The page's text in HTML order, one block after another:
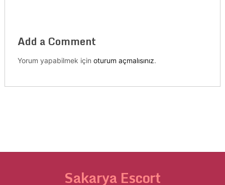
Add a Comment
Yorum yapabilmek için oturum açmalısınız.
Sakarya Escort